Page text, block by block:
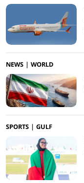
NEWS WORLD
SPORTS GULF